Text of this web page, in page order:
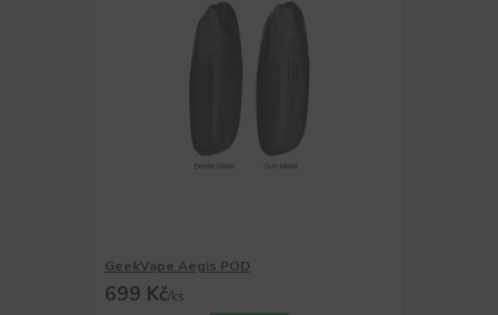
GeekVape Aegis POD
699 Kč/ks